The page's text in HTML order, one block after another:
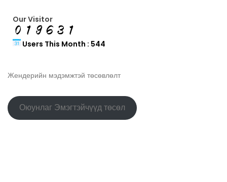
Our Visitor
Users This Month : 544
Жендерийн мэдэмжтэй төсөвлөлт
Оюунлаг Эмэгтэйчүүд төсөл